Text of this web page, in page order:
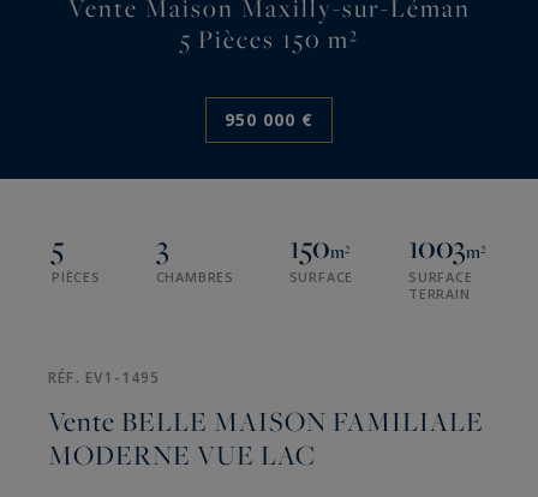
Vente Maison Maxilly-sur-Léman
5 Pièces 150 m²
950 000 €
5
PIÈCES
3
CHAMBRES
150m²
SURFACE
1003m²
SURFACE
TERRAIN
RÉF. EV1-1495
Vente BELLE MAISON FAMILIALE
MODERNE VUE LAC